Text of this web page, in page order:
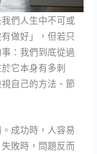
們人生中不可或
做好」，但若只
：我們到底從過
它本身有多刺
自己的方法、節
成功時，人容易
敗時，問題反而